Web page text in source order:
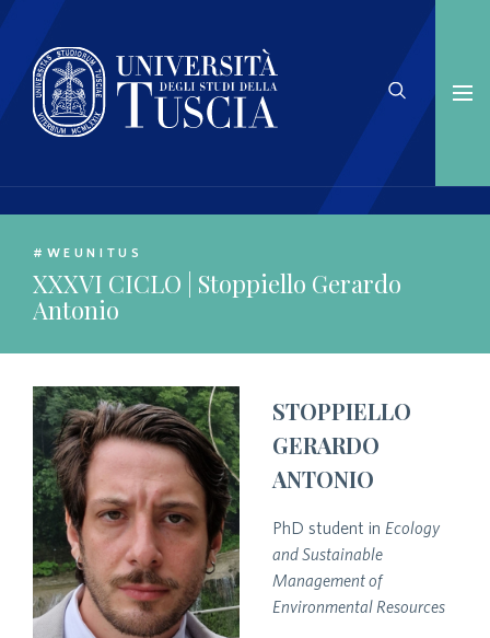
#WEUNITUS
XXXVI CICLO | Stoppiello Gerardo
Antonio
STOPPIELLO
GERARDO
ANTONIO
PhD student in Ecology
and Sustainable
Management of
Environmental Resources